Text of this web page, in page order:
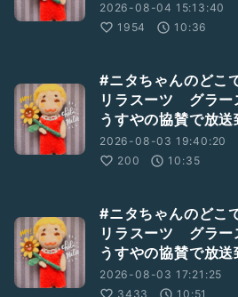
2026-08-04 15:13:40
1954
10:36
#ニタちゃんのど
リラスーツ グラ
うすやの協賛で放送
2026-08-03 19:40:20
200
10:35
#ニタちゃんのど
リラスーツ グラ
うすやの協賛で放送
2026-08-03 17:21:25
3433
10:51